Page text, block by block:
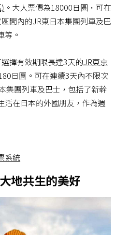
。大人票價為18000日圓，可在
間內的JR東日本集團列車及巴
等。
擇有效期限長達3天的JR東京
日圓。可在連續3天內不限次
集團列車及巴士，包括了新幹
活在日本的外國朋友，作為週
系統
地共生的美好